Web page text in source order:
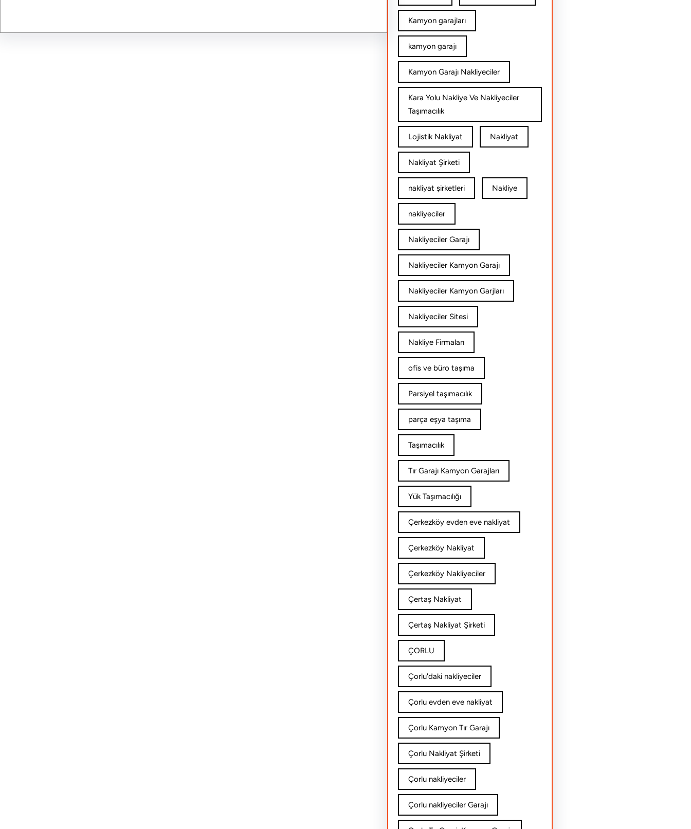
Kamyon garajları
kamyon garajı
Kamyon Garajı Nakliyeciler
Kara Yolu Nakliye Ve Nakliyeciler
Taşımacılık
Lojistik Nakliyat Nakliyat
Nakliyat Şirketi
nakliyat şirketleri Nakliye
nakliyeciler
Nakliyeciler Garajı
Nakliyeciler Kamyon Garajı
Nakliyeciler Kamyon Garjları
Nakliyeciler Sitesi
Nakliye Firmaları
ofis ve büro taşıma
Parsiyel taşımacılık
parça eşya taşıma
Taşımacılık
Tır Garajı Kamyon Garajları
Yük Taşımacılığı
Çerkezköy evden eve nakliyat
Çerkezköy Nakliyat
Çerkezköy Nakliyeciler
Çertaş Nakliyat
Çertaş Nakliyat Şirketi
ÇORLU
Çorlu'daki nakliyeciler
Çorlu evden eve nakliyat
Çorlu Kamyon Tır Garajı
Çorlu Nakliyat Şirketi
Çorlu nakliyeciler
Çorlu nakliyeciler Garajı